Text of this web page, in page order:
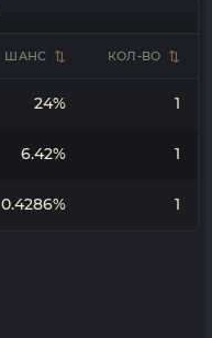
ШАНС КОЛ-ВО
24% 1
6.42% 1
0.4286% 1